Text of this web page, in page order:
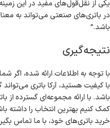
یکی از نقل‌قول‌های مفید در این
در باتری‌های صنعتی می‌تواند به
باشد.”
نتیجه‌گیری
با توجه به اطلاعات ارائه شده، اگر
با کیفیت هستید، آرکا باتری
باشد. با ارائه مجموعه‌ای گسترده از
کمک کنیم بهترین انتخاب را داشته
خرید باتری‌های خود، با ما تماس